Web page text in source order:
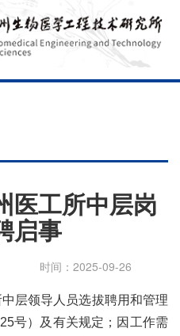
医工所中层岗
启事
时间：2025-09-26
层领导人员选拔聘用和管理
号）及有关规定；因工作需